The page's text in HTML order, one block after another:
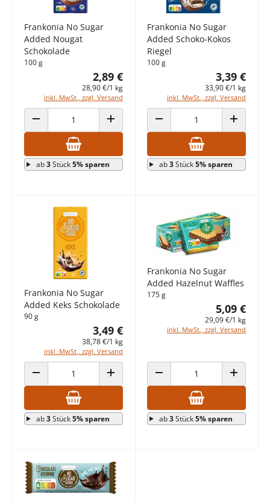
Frankonia No Sugar
Added Nougat
Schokolade
100 g
2,89 €
28,90 €/1 kg
inkl. MwSt., zzgl. Versand
ANZAHL VERRINGERN ANZAHL ERHÖHEN
ab3Stück5% sparen
Frankonia No Sugar
Added Schoko-Kokos
Riegel
100 g
3,39 €
33,90 €/1 kg
inkl. MwSt., zzgl. Versand
ANZAHL VERRINGERN ANZAHL
ab3Stück5% sparen
Frankonia No Sugar
Added Keks Schokolade
90 g
3,49 €
38,78 €/1 kg
inkl. MwSt., zzgl. Versand
ANZAHL VERRINGERN ANZAHL ERHÖHEN
ab3Stück5% sparen
Frankonia No Sugar
Added Hazelnut Waffles
175 g
5,09 €
29,09 €/1 kg
inkl. MwSt., zzgl. Versand
ANZAHL VERRINGERN ANZAHL
ab3Stück5% sparen